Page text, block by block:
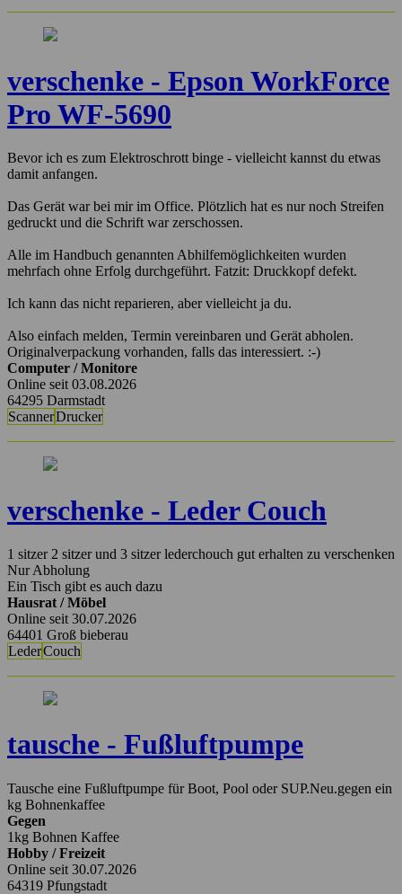
verschenke - Epson WorkForce
Pro WF-5690
Bevor ich es zum Elektroschrott binge - vielleicht kannst du etwas
damit anfangen.
Das Gerät war bei mir im Office. Plötzlich hat es nur noch Streifen
gedruckt und die Schrift war zerschossen.
Alle im Handbuch genannten Abhilfemöglichkeiten wurden
mehrfach ohne Erfolg durchgeführt. Fatzit: Druckkopf defekt.
Ich kann das nicht reparieren, aber vielleicht ja du.
Also einfach melden, Termin vereinbaren und Gerät abholen.
Originalverpackung vorhanden, falls das interessiert. :-)
Computer / Monitore
Online seit 03.08.2026
64295 Darmstadt
ScannerDrucker
verschenke - Leder Couch
1 sitzer 2 sitzer und 3 sitzer lederchouch gut erhalten zu verschenken
Nur Abholung
Ein Tisch gibt es auch dazu
Hausrat / Möbel
Online seit 30.07.2026
64401 Groß bieberau
LederCouch
tausche - Fußluftpumpe
Tausche eine Fußluftpumpe für Boot, Pool oder SUP.Neu.gegen ein
kg Bohnenkaffee
Gegen
1kg Bohnen Kaffee
Hobby / Freizeit
Online seit 30.07.2026
64319 Pfungstadt